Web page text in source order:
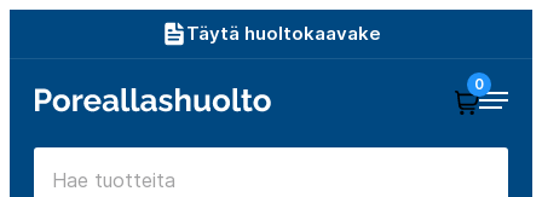
sisältöön
Täytä huoltokaavake
Poreallashuolto
0